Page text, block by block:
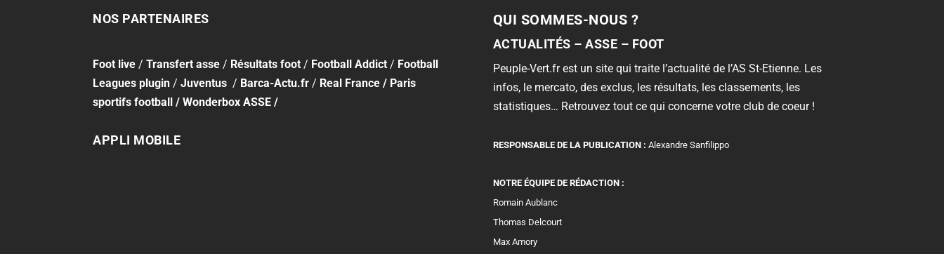
NOS PARTENAIRES
Foot live / Transfert asse / Résultats foot / Football Addict / Football
Leagues plugin / Juventus / Barca-Actu.fr / Real France / Paris
sportifs football / Wonderbox ASSE /
APPLI MOBILE
QUI SOMMES-NOUS ?
ACTUALITÉS – ASSE – FOOT
Peuple-Vert.fr est un site qui traite l’actualité de l’AS St-Etienne. Les
infos, le mercato, des exclus, les résultats, les classements, les
statistiques… Retrouvez tout ce qui concerne votre club de coeur !
RESPONSABLE DE LA PUBLICATION : Alexandre Sanfilippo
NOTRE ÉQUIPE DE RÉDACTION :
Romain Aublanc
Thomas Delcourt
Max Amory